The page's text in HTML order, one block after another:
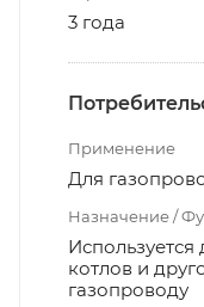
3 года
Применение
Для
Назначение /
котлов и
газопроводу